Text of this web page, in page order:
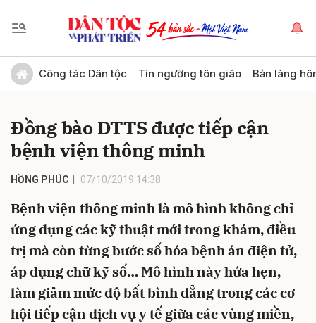
Công tác Dân tộc Tín ngưỡng tôn giáo Bản làng
Đồng bào DTTS được tiếp cận
bệnh viện thông minh
HỒNG PHÚC 07/10/2019 14:38
Bệnh viện thông minh là mô hình không chỉ
ứng dụng các kỹ thuật mới trong khám, điều
trị mà còn từng bước số hóa bệnh án điện tử,
áp dụng chữ kỹ số… Mô hình này hứa hẹn,
làm giảm mức độ bất bình đẳng trong các cơ
hội tiếp cận dịch vụ y tế giữa các vùng miền,
Gửi bình luận
Hủy Gửi